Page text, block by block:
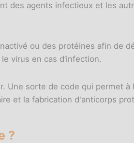
des agents infectieux et les
ou des protéines afin de
virus en cas d’infection.
Une sorte de code qui permet
et la fabrication d'anticorps
?